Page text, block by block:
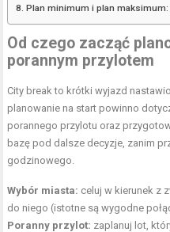
Plan minimum i plan
Od czego zacząć
porannym przylotem
City break to krótki wyjazd
planowanie na start powinno
porannego przylotu oraz
bazę pod dalsze decyzje, zanim
godzinowego.
Wybór miasta: celuj w kierunek z
do niego (istotne są wygodne
Poranny przylot: zaplanuj lot,